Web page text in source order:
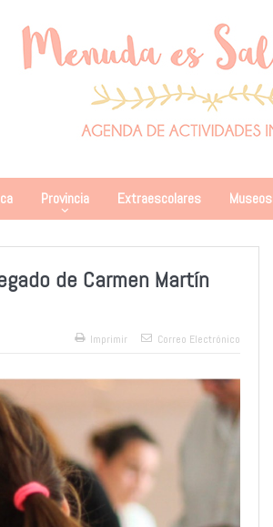
Provincia Extraescolares Museos
de Carmen Martín
Imprimir Correo Electrónico